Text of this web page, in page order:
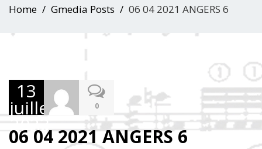
Home Gmedia Posts 06 04 2021 ANGERS 6
13
juillet
2023
0
06 04 2021 ANGERS 6